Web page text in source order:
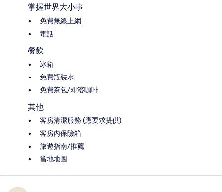
掌握世界大小事
免費無線上網
電話
餐飲
冰箱
免費瓶裝水
免費茶包/即溶咖啡
其他
客房清潔服務 (應要求提供)
客房內保險箱
旅遊指南/推薦
當地地圖